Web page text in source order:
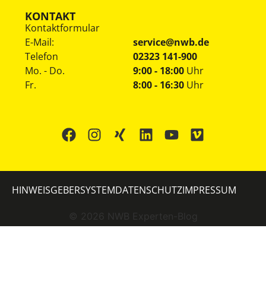
KONTAKT
Kontaktformular
E-Mail:
service@nwb.de
Telefon
02323 141-900
Mo. - Do.
Fr.
9:00 - 18:00 Uhr
8:00 - 16:30 Uhr
© 2026 NWB Experten-Blog
HINWEISGEBERSYSTEMDATENSCHUTZIMPRESSUM